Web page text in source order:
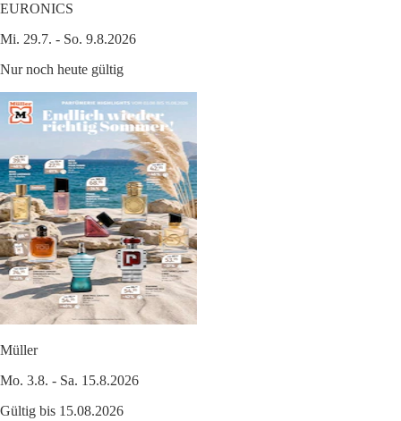
EURONICS
Mi. 29.7. - So. 9.8.2026
Nur noch heute gültig
Müller
Mo. 3.8. - Sa. 15.8.2026
Gültig bis 15.08.2026